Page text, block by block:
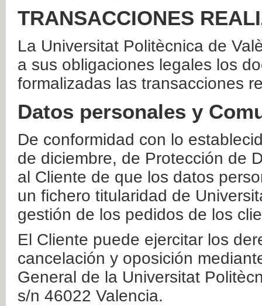
TRANSACCIONES
La Universitat Politècnica de
a sus obligaciones legales los
formalizadas las transacciones
Datos personales y
De conformidad con lo
de diciembre, de Protección de
al Cliente de que los datos
un fichero titularidad de
gestión de los pedidos de los
El Cliente puede ejercitar los
cancelación y oposición
General de la Universitat
s/n 46022 Valencia.